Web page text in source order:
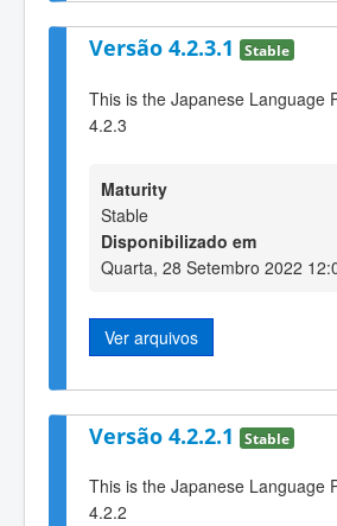
Versão 4.2.3.1 Stable
This is the Japanese Language
4.2.3
Maturity
Stable
Disponibilizado em
Quarta, 28 Setembro 2022
Ver arquivos
Versão 4.2.2.1 Stable
This is the Japanese Language
4.2.2